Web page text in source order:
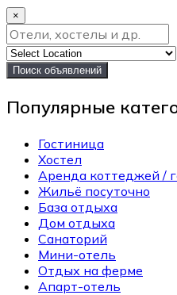
×
Поиск объявлений
Популярные
Гостиница
Хостел
Аренда коттеджей /
Жильё посуточно
База отдыха
Дом отдыха
Санаторий
Мини-отель
Отдых на ферме
Апарт-отель